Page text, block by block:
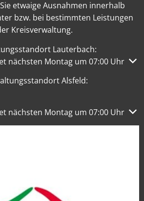
etwaige Ausnahmen innerhalb
bzw. bei bestimmten Leistungen
Kreisverwaltung.
Lauterbach:
Öffnungs- oder Schließzeiten
nächsten Montag um 07:00 Uhr
Alsfeld:
Öffnungs- oder Schließzeiten
nächsten Montag um 07:00 Uhr